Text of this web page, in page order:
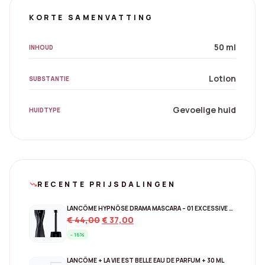
KORTE SAMENVATTING
INHOUD 50 ml
SUBSTANTIE Lotion
HUIDTYPE Gevoelige huid
trending_downRECENTE PRIJSDALINGEN
LANCÔME HYPNÔSE DRAMA MASCARA – 01 EXCESSIVE BLACK
€44,00Original
€37,00
- 16%
LANCÔME + LA VIE EST BELLE EAU DE PARFUM + 30 ML